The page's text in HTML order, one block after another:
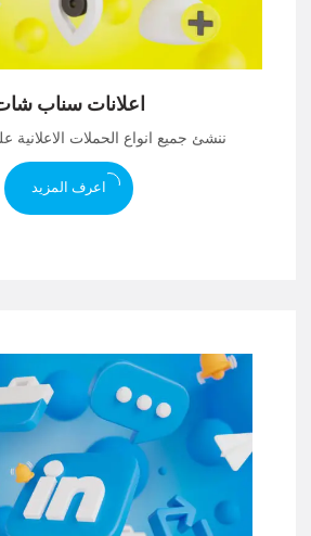
اعلانات سناب
ننشئ جميع انواع الحملات
اعرف المزيد